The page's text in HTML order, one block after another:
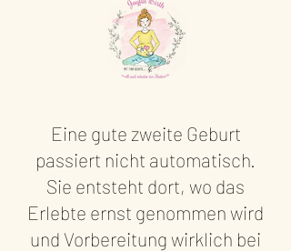
Eine gute zweite Geburt
passiert nicht automatisch.
Sie entsteht dort, wo das
Erlebte ernst genommen wird
und Vorbereitung wirklich bei